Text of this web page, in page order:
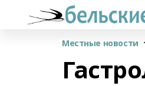
Местные новости